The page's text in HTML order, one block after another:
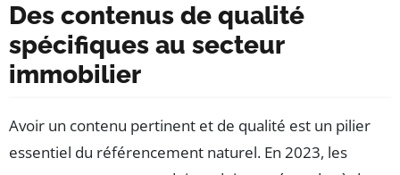
Des contenus de qualité
spécifiques au secteur
immobilier
Avoir un contenu pertinent et de qualité est un pilier
essentiel du référencement naturel. En 2023, les